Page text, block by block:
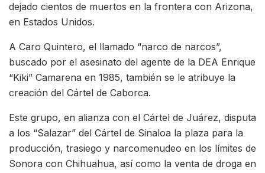
dejado cientos de muertos en la frontera con Arizona,
en Estados Unidos.
A Caro Quintero, el llamado “narco de narcos”,
buscado por el asesinato del agente de la DEA Enrique
“Kiki” Camarena en 1985, también se le atribuye la
creación del Cártel de Caborca.
Este grupo, en alianza con el Cártel de Juárez, disputa
a los “Salazar” del Cártel de Sinaloa la plaza para la
producción, trasiego y narcomenudeo en los límites de
Sonora con Chihuahua, así como la venta de droga en